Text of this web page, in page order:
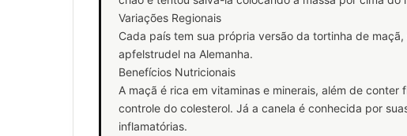
Variações Regionais
Cada país tem sua própria versão da tortinha de
apfelstrudel na Alemanha.
Benefícios Nutricionais
A maçã é rica em vitaminas e minerais, além de
controle do colesterol. Já a canela é conhecida por
inflamatórias.